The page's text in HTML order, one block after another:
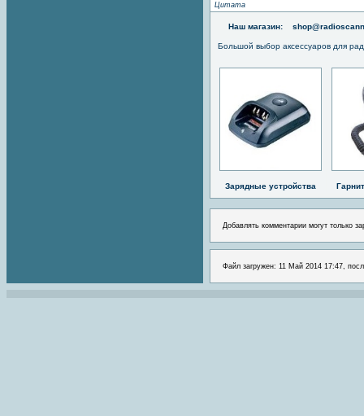
Цитата
Наш магазин:
Большой выбор аксессуаров для
Зарядные устройства
Добавлять комментарии могут только
Файл загружен: 11 Май 2014 17:47,